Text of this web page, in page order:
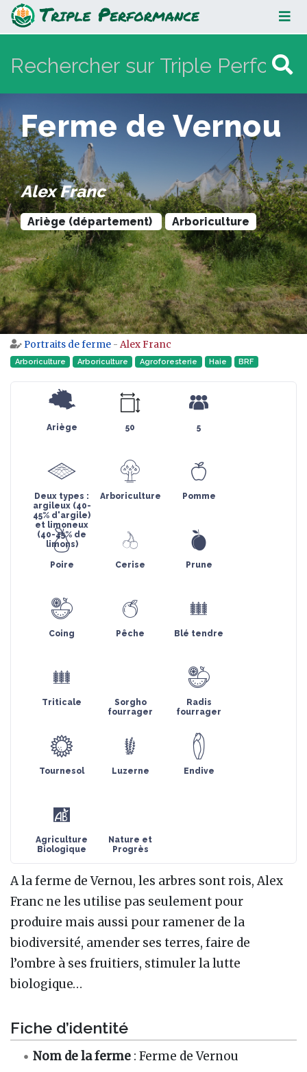
Ferme de Vernou
Ferme de Vernou
Alex Franc
Ariège (département) Arboriculture
Aller à :navigation,rechercher
Portraits de ferme - Alex Franc
Arboriculture Arboriculture Agroforesterie Haie BRF
Ariège 50 5
Deux types :
argileux (40-
45% d'argile)
et limoneux
(40-45% de
limons)
Arboriculture Pomme
Poire Cerise Prune
Coing Pêche Blé tendre
Triticale
Sorgho
fourrager
Radis
fourrager
Tournesol Luzerne Endive
Agriculture
Biologique
Nature et
Progrès
A la ferme de Vernou, les arbres sont rois, Alex
Franc ne les utilise pas seulement pour
produire mais aussi pour ramener de la
biodiversité, amender ses terres, faire de
l’ombre à ses fruitiers, stimuler la lutte
biologique…
Fiche d’identité
Nom de la ferme : Ferme de Vernou